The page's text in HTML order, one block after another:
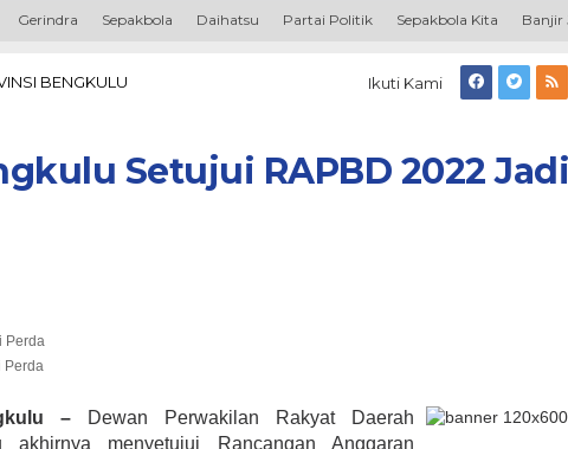
Gerindra Sepakbola Daihatsu Partai Politik Sepakbola Kita Banjir
BENGKULU
RAPBD
2022
Ikuti Kami
Setujui RAPBD 2022 Jadi
Perda
– Dewan Perwakilan Rakyat Daerah
akhirnya menyetujui Rancangan Anggaran
Penetapan
dan Wabup Te…
Suharto Dipercaya Jadi Dewan